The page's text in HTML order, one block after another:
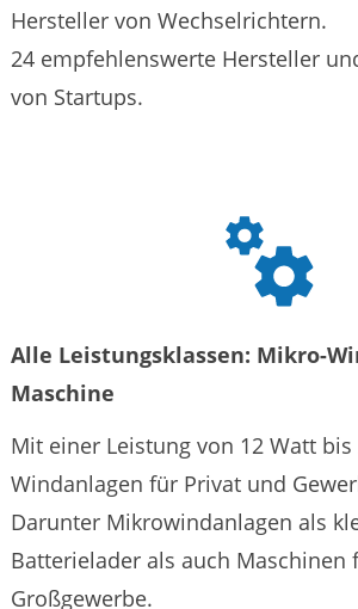
Hersteller von Wechselrichtern.
24 empfehlenswerte Hersteller
von Startups.
Alle Leistungsklassen: Mikro-
Maschine
Mit einer Leistung von 12 Watt bis
Windanlagen für Privat und
Darunter Mikrowindanlagen als
Batterielader als auch Maschinen
Großgewerbe.